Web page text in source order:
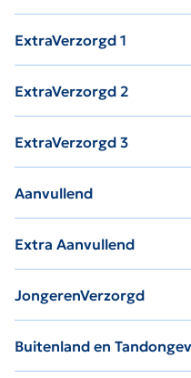
ExtraVerzorgd 1
ExtraVerzorgd 2
ExtraVerzorgd 3
Aanvullend
Extra Aanvullend
JongerenVerzorgd
Buitenland en